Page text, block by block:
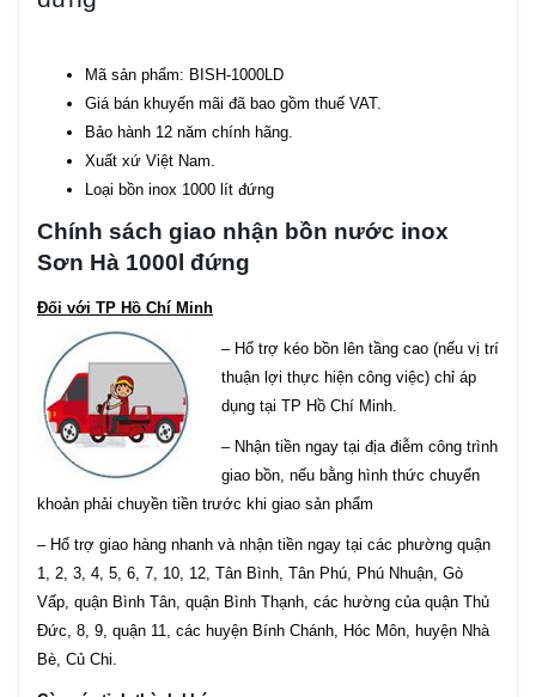
Mã sản phẩm: BISH-1000LD
Giá bán khuyến mãi đã bao gồm thuế VAT.
Bảo hành 12 năm chính hãng.
Xuất xứ Việt Nam.
Loại bồn inox 1000 lít đứng
Chính sách giao nhận bồn nước inox
Sơn Hà 1000l đứng
Đối với TP Hồ Chí Minh
– Hổ trợ kéo bồn lên tầng cao (nếu vị trí
thuận lợi thực hiện công việc) chỉ áp
dụng tại TP Hồ Chí Minh.
– Nhận tiền ngay tại địa điễm công trình
giao bồn, nếu bằng hình thức chuyển
khoản phải chuyền tiền trước khi giao sản phẩm
– Hổ trợ giao hàng nhanh và nhận tiền ngay tại các phường quận
1, 2, 3, 4, 5, 6, 7, 10, 12, Tân Bình, Tân Phú, Phú Nhuận, Gò
Vấp, quận Bình Tân, quận Bình Thạnh, các hường của quận Thủ
Đức, 8, 9, quận 11, các huyện Bính Chánh, Hóc Môn, huyện Nhà
Bè, Củ Chi.